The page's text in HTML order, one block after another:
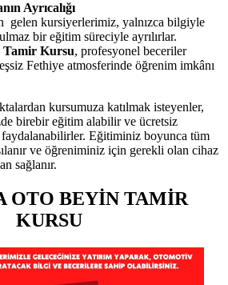
Ayrıcalığı
kursiyerlerimiz, yalnızca bilgiyle
bir eğitim süreciyle ayrılırlar.
Kursu, profesyonel beceriler
eşsiz Fethiye atmosferinde öğrenim imkânı
kursumuza katılmak isteyenler,
birebir eğitim alabilir ve ücretsiz
faydalanabilirler. Eğitiminiz boyunca tüm
ve öğreniminiz için gerekli olan cihaz
sağlanır.
OTO BEYİN TAMİR
KURSU